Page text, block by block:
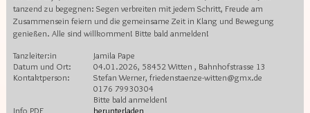
tanzend zu begegnen: Segen verbreiten mit jedem Schritt, Freude am
Zusammensein feiern und die gemeinsame Zeit in Klang und Bewegung
genießen. Alle sind willkommen! Bitte bald anmelden!
Tanzleiter:in
Jamila Pape
Datum und Ort:
04.01.2026, 58452 Witten , Bahnhofstrasse 13
Kontaktperson:
Stefan Werner, friedenstaenze-witten@gmx.de
0176 79930304
Bitte bald anmelden!
Info PDF
herunterladen